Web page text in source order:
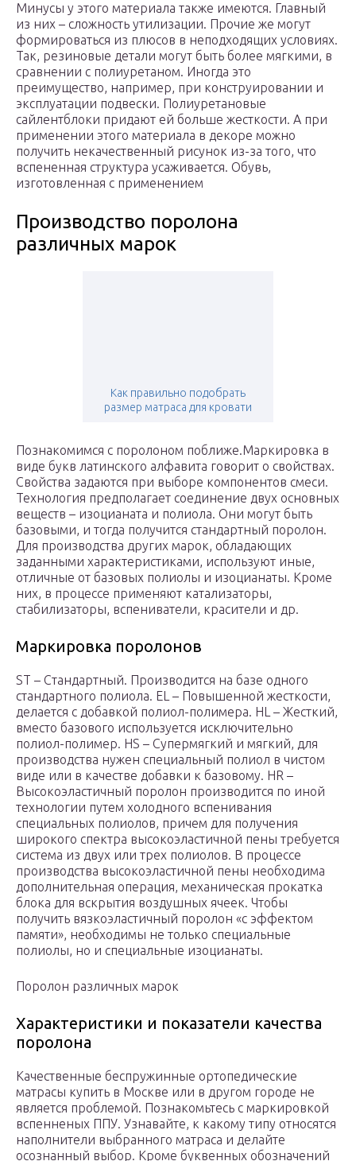
Минусы у этого материала также имеются. Главный
из них – сложность утилизации. Прочие же могут
формироваться из плюсов в неподходящих условиях.
Так, резиновые детали могут быть более мягкими, в
сравнении с полиуретаном. Иногда это
преимущество, например, при конструировании и
эксплуатации подвески. Полиуретановые
сайлентблоки придают ей больше жесткости. А при
применении этого материала в декоре можно
получить некачественный рисунок из-за того, что
вспененная структура усаживается. Обувь,
изготовленная с применением
Производство поролона
различных марок
Как правильно подобрать
размер матраса для кровати
Познакомимся с поролоном поближе.Маркировка в
виде букв латинского алфавита говорит о свойствах.
Свойства задаются при выборе компонентов смеси.
Технология предполагает соединение двух основных
веществ – изоцианата и полиола. Они могут быть
базовыми, и тогда получится стандартный поролон.
Для производства других марок, обладающих
заданными характеристиками, используют иные,
отличные от базовых полиолы и изоцианаты. Кроме
них, в процессе применяют катализаторы,
стабилизаторы, вспениватели, красители и др.
Маркировка поролонов
ST – Стандартный. Производится на базе одного
стандартного полиола. EL – Повышенной жесткости,
делается с добавкой полиол-полимера. HL – Жесткий,
вместо базового используется исключительно
полиол-полимер. HS – Супермягкий и мягкий, для
производства нужен специальный полиол в чистом
виде или в качестве добавки к базовому. HR –
Высокоэластичный поролон производится по иной
технологии путем холодного вспенивания
специальных полиолов, причем для получения
широкого спектра высокоэластичной пены требуется
система из двух или трех полиолов. В процессе
производства высокоэластичной пены необходима
дополнительная операция, механическая прокатка
блока для вскрытия воздушных ячеек. Чтобы
получить вязкоэластичный поролон «с эффектом
памяти», необходимы не только специальные
полиолы, но и специальные изоцианаты.
Поролон различных марок
Характеристики и показатели качества
поролона
Качественные беспружинные ортопедические
матрасы купить в Москве или в другом городе не
является проблемой. Познакомьтесь с маркировкой
вспенненых ППУ. Узнавайте, к какому типу относятся
наполнители выбранного матраса и делайте
осознанный выбор. Кроме буквенных обозначений